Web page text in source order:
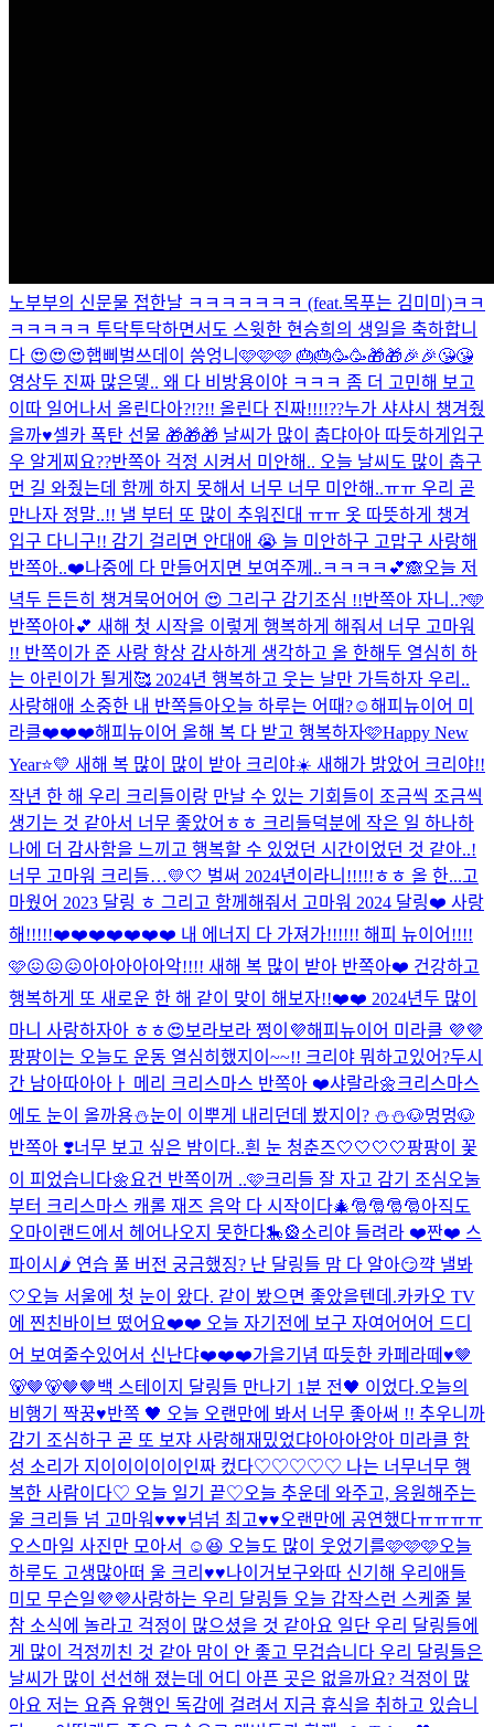
노부부의 신문물 접한날 ㅋㅋㅋㅋㅋㅋㅋ (feat.목푸는 김미미)ㅋㅋ
ㅋㅋㅋㅋㅋ 투닥투닥하면서도 스윗한 현승희의 생일을 축하합니
다 😍😍😍햅삐벌쓰데이 씅엉니🩷🩷🩷 🎂🎂🥳🥳🎁🎁🎉🎉😘😘
영상두 진짜 많은뎋.. 왜 다 비방용이야 ㅋㅋㅋ 좀 더 고민해 보고
이따 일어나서 올린다아?!?!! 올린다 진짜!!!!??누가 샤샤시 챙겨줬
을까♥️셀카 폭탄 선물 🎁🎁🎁 날씨가 많이 춥댜아아 따듯하게입구
우 알게찌요??반쪽아 걱정 시켜서 미안해.. 오늘 날씨도 많이 춥구
먼 길 와줬는데 함께 하지 못해서 너무 너무 미안해..ㅠㅠ 우리 곧
만나자 정말..!! 낼 부터 또 많이 추워진대 ㅠㅠ 옷 따뜻하게 챙겨
입구 다니구!! 감기 걸리면 안대애 😭 늘 미안하구 고맙구 사랑해
반쪽아..❤️나중에 다 만들어지면 보여주께..ㅋㅋㅋㅋ💕🙈오늘 저
녁두 든든히 챙겨묵어어어 😍 그리구 감기조심 !!반쪽아 자니..?🩵
반쪽아아💕 새해 첫 시작을 이렇게 행복하게 해줘서 너무 고마워
!! 반쪽이가 준 사랑 항상 감사하게 생각하고 올 한해두 열심히 하
는 아린이가 될게🥰 2024년 행복하고 웃는 날만 가득하자 우리..
사랑해애 소중한 내 반쪽들아오늘 하루는 어때?☺️해피뉴이어 미
라클❤️❤️❤️해피뉴이어 올해 복 다 받고 행복하자🩷Happy New
Year⭐️💛 새해 복 많이 많이 받아 크리야☀️ 새해가 밝았어 크리야!!
작년 한 해 우리 크리들이랑 만날 수 있는 기회들이 조금씩 조금씩
생기는 것 같아서 너무 좋았어ㅎㅎ 크리들덕분에 작은 일 하나하
나에 더 감사함을 느끼고 행복할 수 있었던 시간이었던 것 같아..!
너무 고마워 크리들…💛🤍 벌써 2024년이라니!!!!!ㅎㅎ 올 한...고
마웠어 2023 달링 ㅎ 그리고 함께해줘서 고마워 2024 달링❤️ 사랑
해!!!!!❤️❤️❤️❤️❤️❤️❤️ 내 에너지 다 가져가!!!!!! 해피 뉴이어!!!!
🩷😖😖😖아아아아아악!!!! 새해 복 많이 받아 반쪽아❤️ 건강하고
행복하게 또 새로운 한 해 같이 맞이 해보자!!❤️❤️ 2024년두 많이
마니 사랑하자아 ㅎㅎ😍보라보라 쩡이💜해피뉴이어 미라클 💜💜
팡팡이는 오늘도 운동 열심히했지이~~!! 크리야 뭐하고있어?두시
간 남아따아아ㅏ 메리 크리스마스 반쪽아 ❤️샤랄라🌼 크리스마스
에도 눈이 올까용⛄️눈이 이뿌게 내리던데 봤지이? ⛄️⛄️🐶멍멍🐶
반쪽아 ❣️너무 보고 싶은 밤이다..흰 눈 청춘즈🤍🤍🤍🤍팡팡이 꽃
이 피었습니다🌼 요건 반쪽이꺼 ..🩷크리들 잘 자고 감기 조심 오눌
부터 크리스마스 캐롤 재즈 음악 다 시작이다🎄🎅🎅🎅🎅아직도
오마이랜드에서 헤어나오지 못한다🎠🎡소리야 들려라 ❤️짠❤️ 스
파이시🌶️ 연습 풀 버전 궁금했징? 난 달링들 맘 다 알아😏꺅 낼봐
🤍 오늘 서울에 첫 눈이 왔다. 같이 봤으면 좋았을텐데.카카오 TV
에 찐친바이브 떴어요❤️❤️ 오늘 자기전에 보구 자여어어어 드디
어 보여줄수있어서 신난댜❤️❤️❤️가을기념 따듯한 카페라떼♥🤎
🐻🤎🐻🤎🤎백 스테이지 달링들 만나기 1분 전🖤 이었다.오늘의
비행기 짝꿍♥반쪽 🖤 오늘 오랜만에 봐서 너무 좋아써 !! 추우니까
감기 조심하구 곧 또 보쟈 사랑해재밌었댜아아아앙아 미라클 함
성 소리가 지이이이이이인짜 컸다♡♡♡♡♡ 나는 너무너무 행
복한 사람이다♡ 오늘 일기 끝♡오늘 추운데 와주고, 응원해주는
울 크리들 넘 고마워♥♥♥넘넘 최고♥♥오랜만에 공연했다ㅠㅠㅠㅠ
오스마일 사진만 모아서 ☺️😆 오늘도 많이 웃었기를🩷🩷🩷오늘
하루도 고생많아떠 울 크리♥♥나이거보구와따 신기해 우리애들
미모 무슨일💜💜사랑하는 우리 달링들 오늘 갑작스런 스케줄 불
참 소식에 놀라고 걱정이 많으셨을 것 같아요 일단 우리 달링들에
게 많이 걱정끼친 것 같아 맘이 안 좋고 무겁습니다 우리 달링들은
날씨가 많이 선선해 졌는데 어디 아픈 곳은 없을까요? 걱정이 많
아요 저는 요즘 유행인 독감에 걸려서 지금 휴식을 취하고 있습니